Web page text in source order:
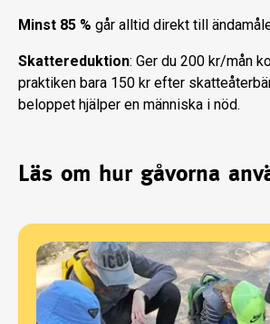
Minst 85 % går alltid direkt till
Skattereduktion: Ger du 200 kr/mån
praktiken bara 150 kr efter
beloppet hjälper en människa i nöd.
Läs om hur gåvorna